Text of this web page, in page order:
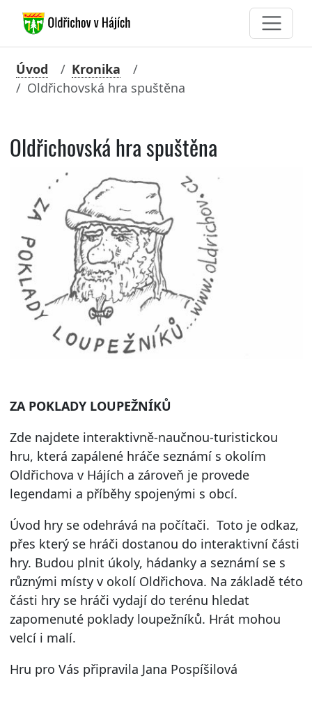
Úvod
Kronika
Oldřichovská hra spuštěna
Oldřichovská hra spuštěna
ZA POKLADY LOUPEŽNÍKŮ
Zde najdete interaktivně-naučnou-turistickou
hru, která zapálené hráče seznámí s okolím
Oldřichova v Hájích a zároveň je provede
legendami a příběhy spojenými s obcí.
Úvod hry se odehrává na počítači. Toto je odkaz,
přes který se hráči dostanou do interaktivní části
hry. Budou plnit úkoly, hádanky a seznámí se s
různými místy v okolí Oldřichova. Na základě této
části hry se hráči vydají do terénu hledat
zapomenuté poklady loupežníků. Hrát mohou
velcí i malí.
Hru pro Vás připravila Jana Pospíšilová